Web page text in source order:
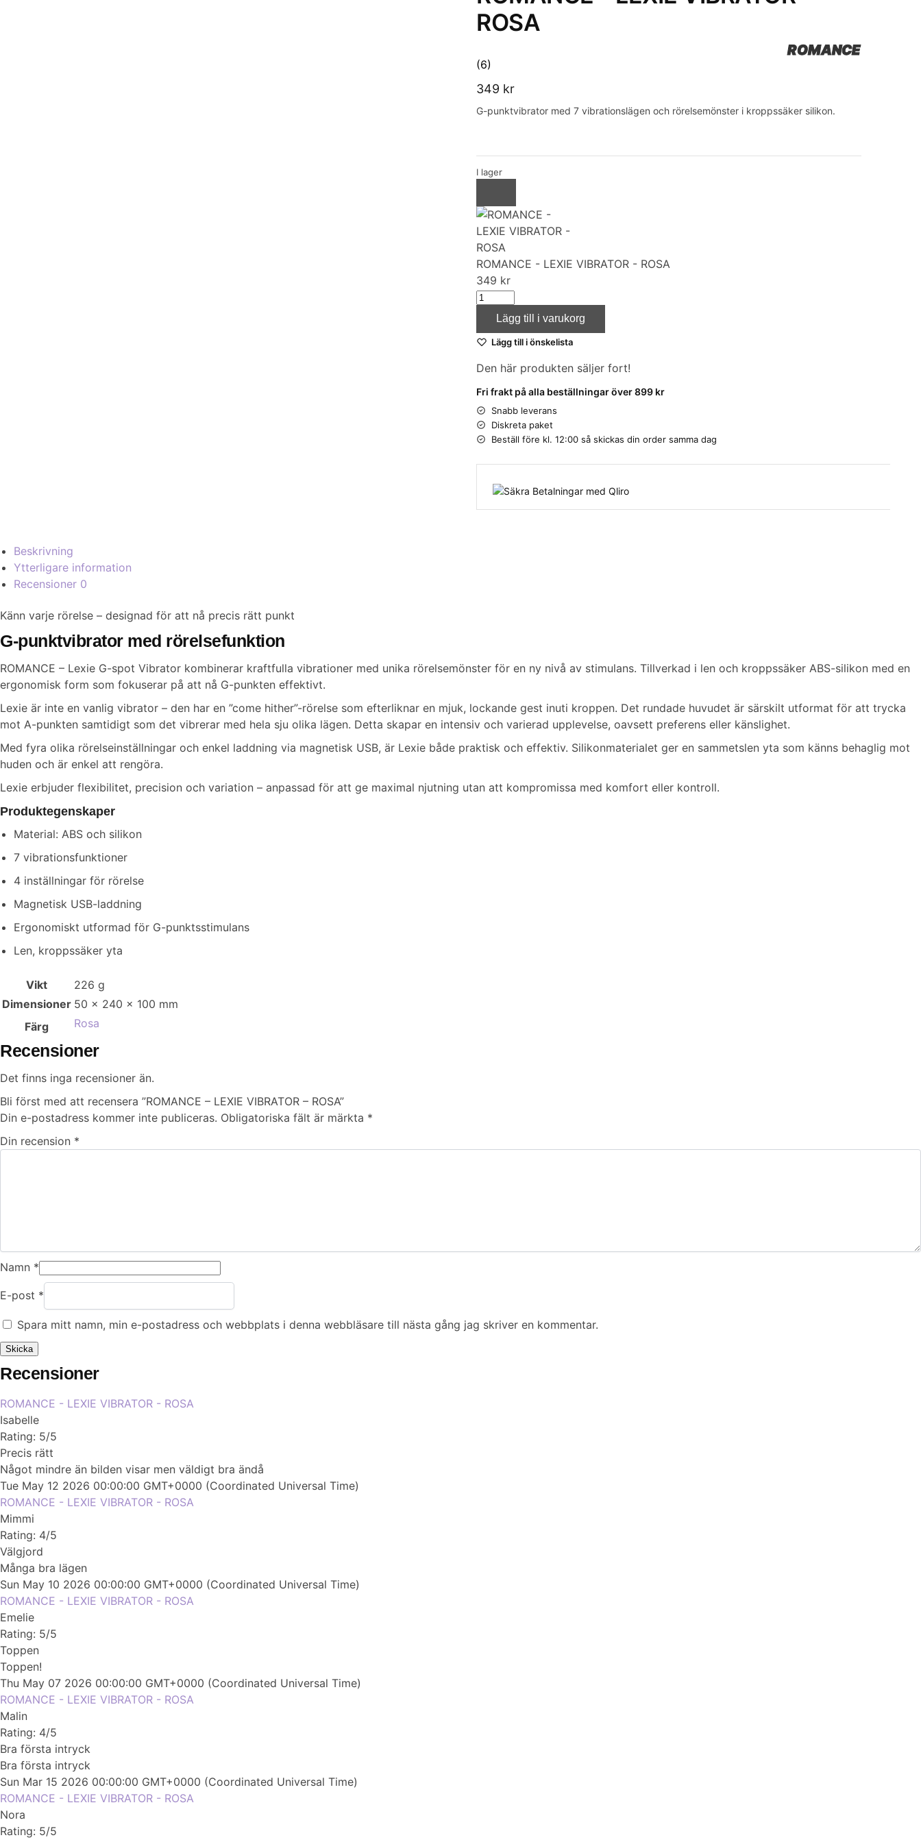
ROSA
ROMANCE
(6)
349 kr
G-punktvibrator med 7 vibrationslägen och rörelsemönster i kroppssäker silikon.
I lager
ROMANCE - LEXIE VIBRATOR - ROSA
349 kr
Lägg till i varukorg
Lägg till i önskelista
Den här produkten säljer fort!
Fri frakt på alla beställningar över 899 kr
Snabb leverans
Diskreta paket
Beställ före kl. 12:00 så skickas din order samma dag
Beskrivning
Ytterligare information
Recensioner 0
Känn varje rörelse – designad för att nå precis rätt punkt
G-punktvibrator med rörelsefunktion
ROMANCE – Lexie G-spot Vibrator kombinerar kraftfulla vibrationer med unika rörelsemönster för en ny nivå av stimulans. Tillverkad i len och kroppssäker ABS-silikon med en
ergonomisk form som fokuserar på att nå G-punkten effektivt.
Lexie är inte en vanlig vibrator – den har en ”come hither”-rörelse som efterliknar en mjuk, lockande gest inuti kroppen. Det rundade huvudet är särskilt utformat för att trycka
mot A-punkten samtidigt som det vibrerar med hela sju olika lägen. Detta skapar en intensiv och varierad upplevelse, oavsett preferens eller känslighet.
Med fyra olika rörelseinställningar och enkel laddning via magnetisk USB, är Lexie både praktisk och effektiv. Silikonmaterialet ger en sammetslen yta som känns behaglig mot
huden och är enkel att rengöra.
Lexie erbjuder flexibilitet, precision och variation – anpassad för att ge maximal njutning utan att kompromissa med komfort eller kontroll.
Produktegenskaper
Material: ABS och silikon
7 vibrationsfunktioner
4 inställningar för rörelse
Magnetisk USB-laddning
Ergonomiskt utformad för G-punktsstimulans
Len, kroppssäker yta
Vikt
226 g
Dimensioner 50 × 240 × 100 mm
Färg
Rosa
Recensioner
Det finns inga recensioner än.
Bli först med att recensera ”ROMANCE – LEXIE VIBRATOR – ROSA”
Din e-postadress kommer inte publiceras. Obligatoriska fält är märkta *
Din recension *
Namn *
E-post *
Spara mitt namn, min e-postadress och webbplats i denna webbläsare till nästa gång jag skriver en kommentar.
Recensioner
ROMANCE - LEXIE VIBRATOR - ROSA
Isabelle
Rating: 5/5
Precis rätt
Något mindre än bilden visar men väldigt bra ändå
Tue May 12 2026 00:00:00 GMT+0000 (Coordinated Universal Time)
ROMANCE - LEXIE VIBRATOR - ROSA
Mimmi
Rating: 4/5
Välgjord
Många bra lägen
Sun May 10 2026 00:00:00 GMT+0000 (Coordinated Universal Time)
ROMANCE - LEXIE VIBRATOR - ROSA
Emelie
Rating: 5/5
Toppen
Toppen!
Thu May 07 2026 00:00:00 GMT+0000 (Coordinated Universal Time)
ROMANCE - LEXIE VIBRATOR - ROSA
Malin
Rating: 4/5
Bra första intryck
Bra första intryck
Sun Mar 15 2026 00:00:00 GMT+0000 (Coordinated Universal Time)
ROMANCE - LEXIE VIBRATOR - ROSA
Nora
Rating: 5/5